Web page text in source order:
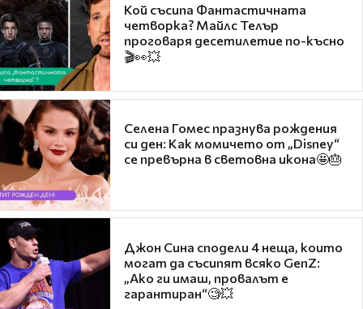
Кой съсипа Фантастичната
четворка? Майлс Телър
проговаря десетилетие по-късно
🎬👀💥
Селена Гомес празнува рождения
си ден: Как момичето от „Disney“
се превърна в световна икона🤩🎂
Джон Сина сподели 4 неща, които
могат да съсипят всяко GenZ:
„Ако ги имаш, провалът е
гарантиран“🧐💥